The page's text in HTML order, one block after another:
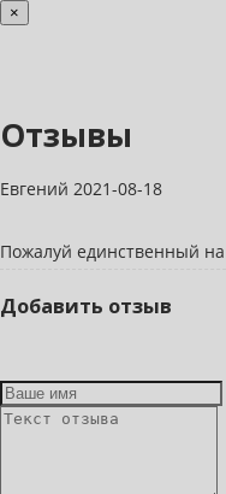
×
Отзывы
Евгений 2021-08-18
Пожалуй единственный
Добавить отзыв